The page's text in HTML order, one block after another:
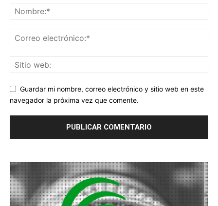
Guardar mi nombre, correo electrónico y sitio web en este
navegador la próxima vez que comente.